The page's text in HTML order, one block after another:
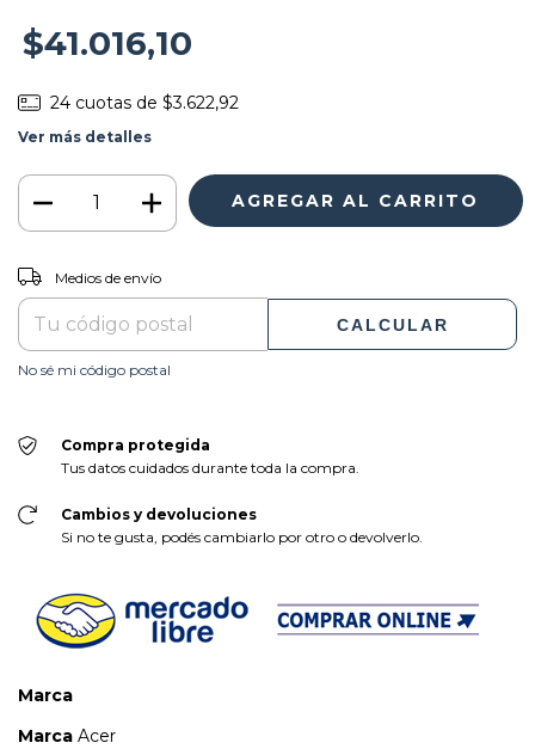
$41.016,10
24 cuotas de $3.622,92
Ver más detalles
Entregas para el CP:
Medios de envío
CALCULAR
No sé mi código postal
Compra protegida
Tus datos cuidados durante toda la compra.
Cambios y devoluciones
Si no te gusta, podés cambiarlo por otro o devolverlo.
Marca
Marca Acer